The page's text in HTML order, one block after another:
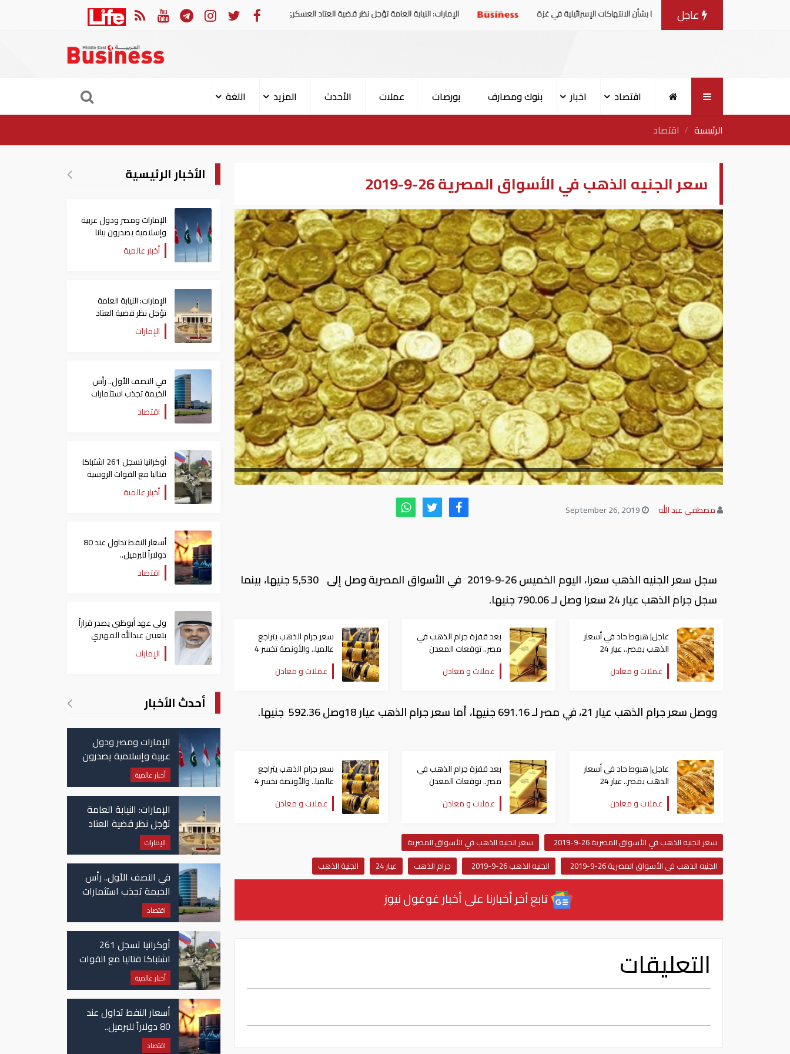
عاجل
يصدرون بيانا مشتركا بشأن الانتهاكات الإسرائيلية في غزة الإمارات: النيابة العامة تؤجل نظر قضية العتاد العسكري للسودان في النصف الأول.. رأس الخيمة تجذب استثمارات تتجاوز 771 مليون درهم
اقتصاد اخبار بنوك ومصارف بورصات عملات الأحدث المزيد
اللغة
الرئيسية
اقتصاد
سعر الجنيه الذهب في الأسواق المصرية 26-9-2019
مصطفى عبد الله
سجل سعر الجنيه الذهب سعرا، اليوم الخميس 26-9-2019 في الأسواق المصرية وصل إلى 5,530 جنيها، بينما
سجل جرام الذهب عيار 24 سعرا وصل لـ 790.06 جنيها.
عاجل| هبوط حاد في أسعار
الذهب بمصر.. عيار 24
واحدة
عملات و معادن
بعد قفزة جرام الذهب في
مصر.. توقعات المعدن
الأصفر للفترة المقبلة
عملات و معادن
سعر جرام الذهب يتراجع
عالميا.. والأونصة تخسر 4
دولارات جدد
عملات و معادن
ووصل سعر جرام الذهب عيار 21، في مصر لـ 691.16 جنيها، أما سعر جرام الذهب عيار 18وصل 592.36 جنيها.
عاجل| هبوط حاد في أسعار
الذهب بمصر.. عيار 24
واحدة
عملات و معادن
بعد قفزة جرام الذهب في
مصر.. توقعات المعدن
الأصفر للفترة المقبلة
عملات و معادن
سعر جرام الذهب يتراجع
عالميا.. والأونصة تخسر 4
دولارات جدد
عملات و معادن
سعر الجنيه الذهب في الأسواق المصرية 26-9-2019
سعر الجنيه الذهب في الأسواق المصرية
الجنيه الذهب في الأسواق المصرية 26-9-2019
الجنيه الذهب 26-9-2019 جرام الذهب عيار 24 الجنية الذهب
تابع آخر أخبارنا على أخبار غوغول نيوز
التعليقات
الأخبار الرئيسية
الإمارات ومصر ودول عربية
وإسلامية يصدرون بيانا
مشتركا بشأن الانتهاكات
الإسرائيلية في غزة
أخبار عالمية
الإمارات: النيابة العامة
تؤجل نظر قضية العتاد
العسكري للسودان
الإمارات
في النصف الأول.. رأس
الخيمة تجذب استثمارات
تتجاوز 771 مليون درهماقتصاد
أوكرانيا تسجل 261 اشتباكا
قتاليا مع القوات الروسية
أخبار عالمية
أسعار النفط تداول عند 80
دولاراً للبرميل..
وتراجع الأسهم الأمريكية
اقتصاد
ولي عهد أبوظبي يصدر قراراً
بتعيين عبدالله المهيري
رئيسا لـ"أبوظبي للتراث"
الإمارات
أحدث الأخبار
الإمارات ومصر ودول
عربية وإسلامية يصدرون
بيانا مشتركا بشأن
الانتهاكات الإسرائيلية
في غزة
أخبار عالمية
الإمارات: النيابة العامة
تؤجل نظر قضية العتاد
العسكري للسودان
الإمارات
في النصف الأول.. رأس
الخيمة تجذب استثمارات
تتجاوز 771 مليون درهم
اقتصاد
أوكرانيا تسجل 261
اشتباكا قتاليا مع القوات
الروسية
أخبار عالمية
أسعار النفط تداول عند
80 دولاراً للبرميل..
وتراجع الأسهم
اقتصاد